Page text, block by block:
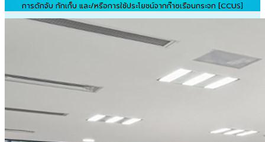
การดักจับ กักเก็บ และ/หรือการใช้ประโยชน์จากก๊าซเรือนกระจก [CCUS]